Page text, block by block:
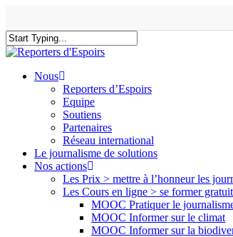
main
content
Close
search
Menu
Nous
Reporters d’Espoirs
Equipe
Soutiens
Partenaires
Réseau international
Le journalisme de solutions
Nos actions
Les Prix > mettre à l’honneur les
Les Cours en ligne > se former
MOOC Pratiquer le
MOOC Informer sur le climat
MOOC Informer sur la